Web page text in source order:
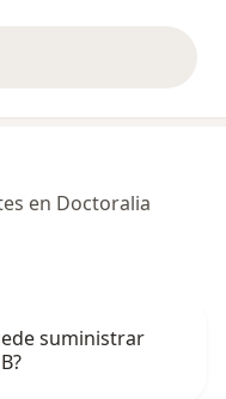
anteriores
en Doctoralia
suministrar